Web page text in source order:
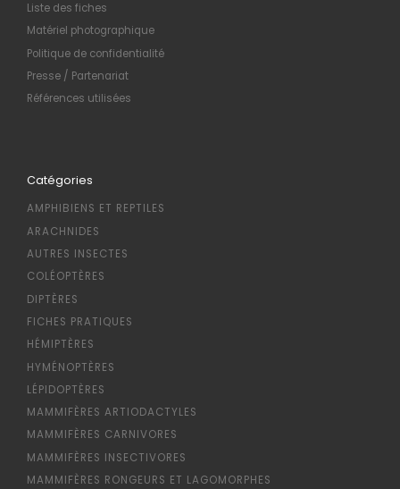
Liste des fiches
Matériel photographique
Politique de confidentialité
Presse / Partenariat
Références utilisées
Catégories
AMPHIBIENS ET REPTILES
ARACHNIDES
AUTRES INSECTES
COLÉOPTÈRES
DIPTÈRES
FICHES PRATIQUES
HÉMIPTÈRES
HYMÉNOPTÈRES
LÉPIDOPTÈRES
MAMMIFÈRES ARTIODACTYLES
MAMMIFÈRES CARNIVORES
MAMMIFÈRES INSECTIVORES
MAMMIFÈRES RONGEURS ET LAGOMORPHES